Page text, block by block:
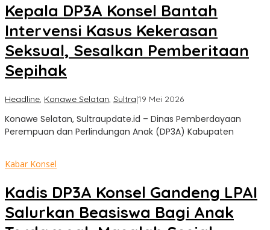
Kepala DP3A Konsel Bantah
Intervensi Kasus Kekerasan
Seksual, Sesalkan Pemberitaan
Sepihak
Headline, Konawe Selatan, Sultra|19 Mei 2026oleh
Update
Konawe Selatan, Sultraupdate.id – Dinas Pemberdayaan
Perempuan dan Perlindungan Anak (DP3A) Kabupaten
Kabar Konsel
Kadis DP3A Konsel Gandeng LPAI
Salurkan Beasiswa Bagi Anak